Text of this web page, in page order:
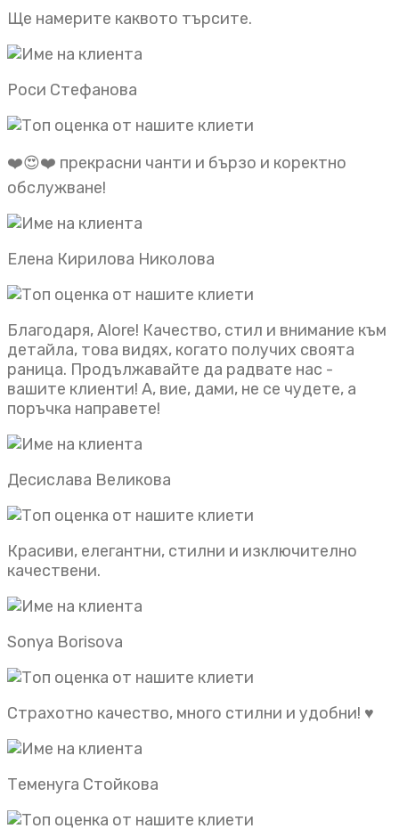
Ще намерите каквото търсите.
Роси Стефанова
❤️😍❤️ прекрасни чанти и бързо и коректно
обслужване!
Елена Кирилова Николова
Благодаря, Alore! Качество, стил и внимание към
детайла, това видях, когато получих своята
раница. Продължавайте да радвате нас -
вашите клиенти! А, вие, дами, не се чудете, а
поръчка направете!
Десислава Великова
Красиви, елегантни, стилни и изключително
качествени.
Sonya Borisova
Страхотно качество, много стилни и удобни! ♥️
Теменуга Стойкова